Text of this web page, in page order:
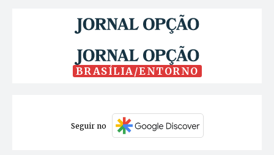
BRASÍLIA/ENTORNO
Seguir no